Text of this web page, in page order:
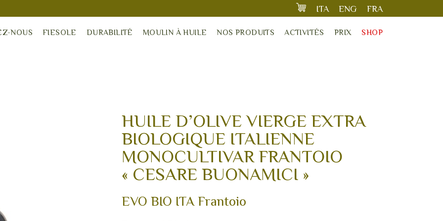
ITA ENG FRA
NOUS FIESOLE DURABILITÉ MOULIN À HUILE NOS PRODUITS ACTIVITÉS PRIX SHOP
HUILE D’OLIVE VIERGE EXTRA
BIOLOGIQUE ITALIENNE
MONOCULTIVAR FRANTOIO
« CESARE BUONAMICI »
EVO BIO ITA Frantoio